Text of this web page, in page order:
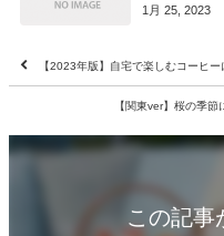
1月 25, 2023
【2023年版】自宅で楽しむコーヒ
【関東ver】桜の季
この記事